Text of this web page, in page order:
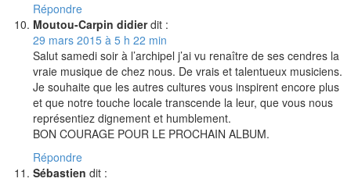
Répondre
Moutou-Carpin didier dit :
29 mars 2015 à 5 h 22 min
Salut samedi soir à l’archipel j’ai vu renaître de ses cendres la
vraie musique de chez nous. De vrais et talentueux musiciens.
Je souhaite que les autres cultures vous inspirent encore plus
et que notre touche locale transcende la leur, que vous nous
représentiez dignement et humblement.
BON COURAGE POUR LE PROCHAIN ALBUM.
Répondre
Sébastien dit :